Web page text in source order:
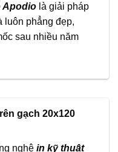
Apodio là giải pháp
luôn phẳng đẹp,
sau nhiều năm
gạch 20x120
nghệ in kỹ thuật